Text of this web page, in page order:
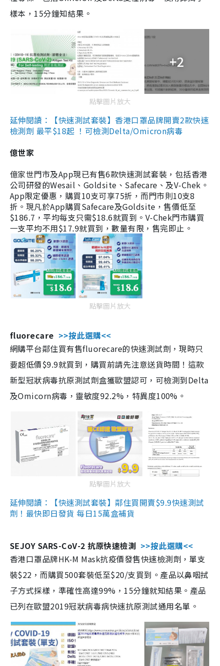
樣本，15分鐘知結果。
+2
點擊圖片放大
延伸閱讀：【快速測試套裝】香港口罩品牌開賣2款快速
檢測劑 最平$18起 ！可檢測Delta/Omicron病毒
億世家
億家世門市及App現已有售6款快速測試套裝，包括香港
公司研發的Wesail、Goldsite、Safecare、及V-Chek。
App限定優惠，購買10支可享75折，而門市則10支8
折。現凡於App購買Safecare及Goldsite，售價低至
$186.7，平均每支只需$18.6就買到。V-Chek門市購買
一支平均不用$17.9就買到，數量有限，售完即止。
點擊圖片放大
fluorecare >>按此選購<<
網購平台鄰住買有售fluorecare的快速測試劑，現時只
要超低價$9.9就買到，購買前請先注意送貨時間！這款
新型冠狀病毒抗原測試劑盒獲歐盟認可，可檢測到Delta
及Omicorn病毒，靈敏度92.2%，特異度100%。
點擊圖片放大
延伸閱讀：【快速測試套裝】鄰住買開賣$9.9快速測試
劑！最快即日發貨 每日15萬盒補貨
SEJOY SARS-CoV-2 抗原快速檢測 >>按此選購<<
香港口罩品牌HK-M Mask抗疫價發售快速檢測劑，單支
裝$22，而購買500套裝低至$20/支買到。產品以鼻咽拭
子方式採樣，準確性高達99%，15分鐘就知結果。產品
已列在歐盟2019冠狀病毒病快速抗原測試通用名單。